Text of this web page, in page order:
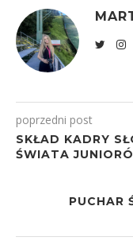
poprzedni post
SKŁAD KADRY
ŚWIATA
PUCHAR